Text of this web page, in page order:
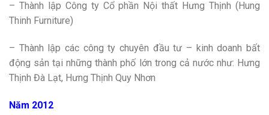
– Thành lập Công ty Cổ phần Nội thất Hưng Thịnh (Hung
Thinh Furniture)
– Thành lập các công ty chuyên đầu tư – kinh doanh bất
động sản tại những thành phố lớn trong cả nước như: Hưng
Thịnh Đà Lạt, Hưng Thịnh Quy Nhơn
Năm 2012